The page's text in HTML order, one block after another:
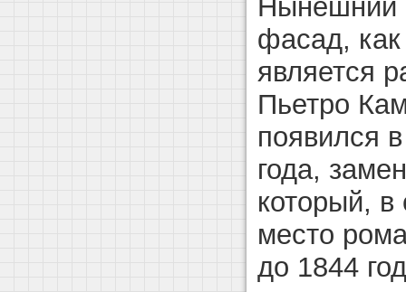
Нынешний
фасад,
является
Пьетро
появился
года,
который, в
место
до 1844